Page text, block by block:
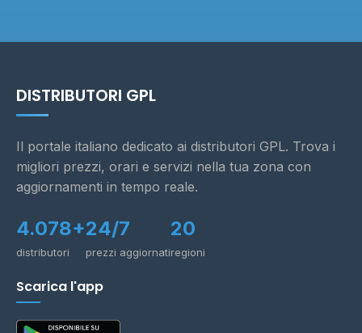
DISTRIBUTORI GPL
Il portale italiano dedicato ai distributori GPL. Trova i
migliori prezzi, orari e servizi nella tua zona con
aggiornamenti in tempo reale.
4.078+
distributori
24/7
prezzi aggiornati
20
regioni
Scarica l'app